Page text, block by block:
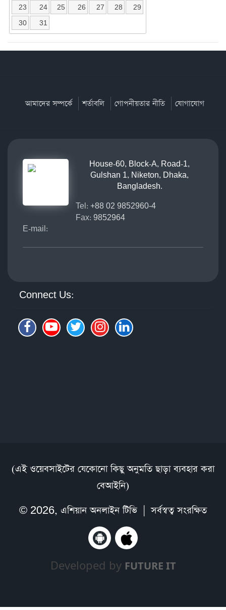
23
24 25 26 27 28
29
30
31
আমাদের সম্পর্কে শর্তাবলি গোপনীয়তার নীতি যোগাযোগ
House-60, Block-A, Road-1,
Gulshan 1, Niketon, Dhaka,
Bangladesh.
Tel: +88 02 9852960-4
Fax: 9852964
E-mail:
Connect Us:
(এই ওয়েবসাইটের যেকোনো কিছু অনুমতি ছাড়া ব্যবহার করা
বেআইনি)
© 2026, এশিয়ান অনলাইন টিভি| সর্বস্বত্ব সংরক্ষিত
Developed by FUTURE IT